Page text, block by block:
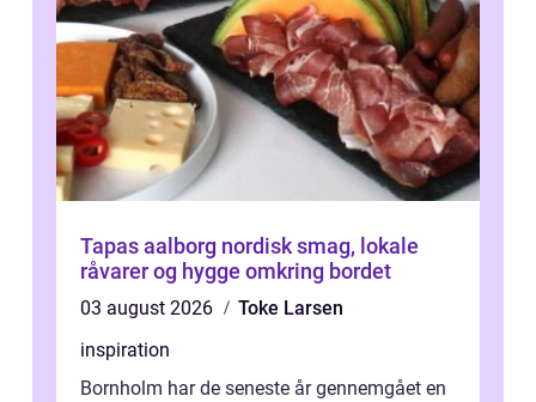
Tapas aalborg nordisk smag, lokale
råvarer og hygge omkring bordet
03 august 2026
Toke Larsen
inspiration
Bornholm har de seneste år gennemgået en